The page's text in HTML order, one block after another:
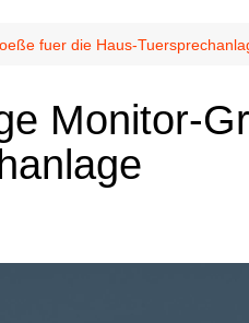
Sale
Terms and
fuer die Haus-
Monitor-